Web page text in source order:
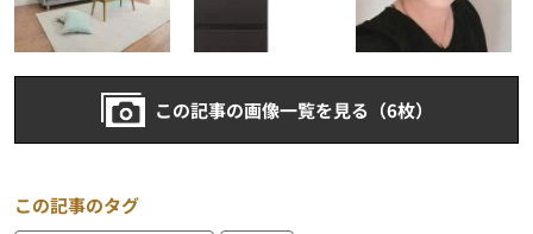
この記事の画像一覧を見る（6枚）
この記事のタグ